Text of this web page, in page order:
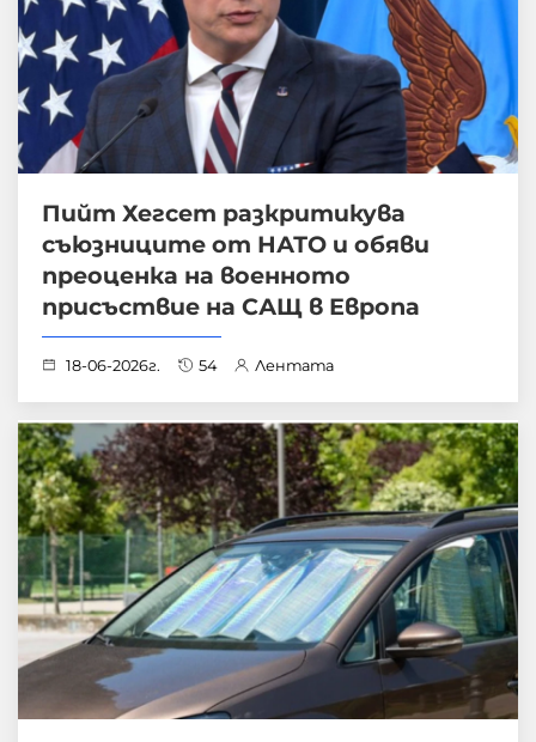
Пийт Хегсет разкритикува
съюзниците от НАТО и обяви
преоценка на военното
присъствие на САЩ в Европа
18-06-2026г. 54 Лентата